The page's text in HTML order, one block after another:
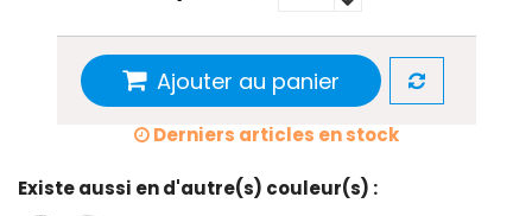
Ajouter au panier
Derniers articles en stock
Existe aussi en d'autre(s) couleur(s) :